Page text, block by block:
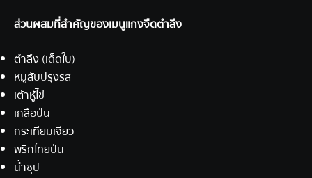
ส่วนผสมที่สำคัญของเมนูแกงจืดตำลึง
ตำลึง (เด็ดใบ)
หมูสับปรุงรส
เต้าหู้ไข่
เกลือป่น
กระเทียมเจียว
พริกไทยป่น
น้ำซุป